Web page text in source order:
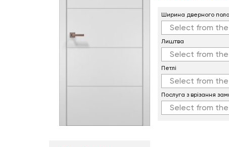
Ширина дверного
Select from
Лиштва
Select from
Петлi
Select from
Послуга з врізання
Select from